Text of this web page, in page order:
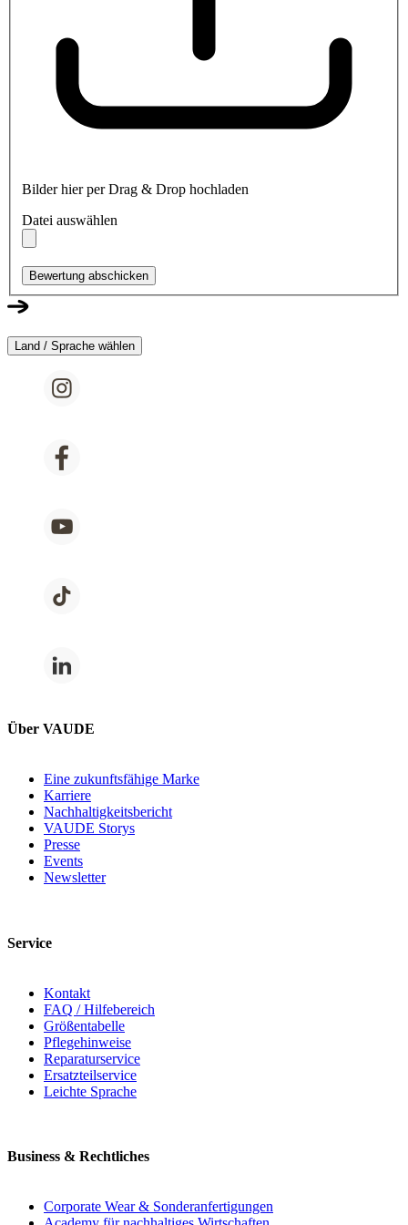
Bilder hier per Drag & Drop hochladen
Datei auswählen
Bewertung abschicken
Land / Sprache wählen
Über VAUDE
Eine zukunftsfähige Marke
Karriere
Nachhaltigkeitsbericht
VAUDE Storys
Presse
Events
Newsletter
Service
Kontakt
FAQ / Hilfebereich
Größentabelle
Pflegehinweise
Reparaturservice
Ersatzteilservice
Leichte Sprache
Business & Rechtliches
Corporate Wear & Sonderanfertigungen